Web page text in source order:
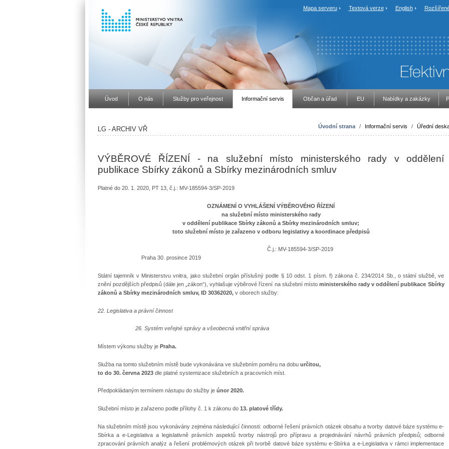
Mapa serveru Textová verze English
Úvod O nás Služby pro veřejnost Informační servis Občan a úřad EU Nabídky a zakázky
Úvodní strana / Informační servis / Úřední
LG - ARCHIV VŘ
VÝBĚROVÉ ŘÍZENÍ - na služební místo ministerského rady v oddělení
publikace Sbírky zákonů a Sbírky mezinárodních smluv
Platné do 20. 1. 2020, PT 13, č.j.: MV-185594-3/SP-2019
OZNÁMENÍ O VYHLÁŠENÍ VÝBĚROVÉHO ŘÍZENÍ
na služební místo ministerského rady
v oddělení publikace Sbírky zákonů a Sbírky mezinárodních smluv;
toto služební místo je zařazeno v odboru legislativy a koordinace předpisů
Č.j.: MV-185594-3/SP-2019
Praha 30. prosince 2019
Státní tajemník v Ministerstvu vnitra, jako služební orgán příslušný podle § 10 odst. 1 písm. f) zákona č. 234/2014 Sb., o státní službě, ve
znění pozdějších předpisů (dále jen „zákon“), vyhlašuje výběrové řízení na služební místo ministerského rady v oddělení publikace Sbírky
zákonů a Sbírky mezinárodních smluv, ID 30362020,v oborech služby:
22. Legislativa a právní činnost
26. Systém veřejné správy a všeobecná vnitřní správa
Místem výkonu služby je Praha.
Služba na tomto služebním místě bude vykonávána ve služebním poměru na dobu určitou,
to do 30. června 2023 dle platné systemizace služebních a pracovních míst.
Předpokládaným termínem nástupu do služby je únor 2020.
Služební místo je zařazeno podle přílohy č. 1 k zákonu do 13. platové třídy.
Na služebním místě jsou vykonávány zejména následující činnosti: odborné řešení právních otázek obsahu a tvorby datové báze systému e-
Sbírka a e-Legislativa a legislativně právních aspektů tvorby nástrojů pro přípravu a projednávání návrhů právních předpisů; odborné
zpracování právních analýz a řešení problémových otázek při tvorbě datové báze systému e-Sbírka a e-Legislativa v rámci implementace